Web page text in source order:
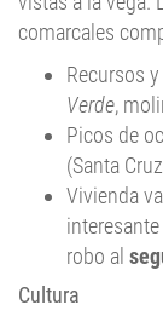
comarcales
Recursos
Verde,
Picos de
(Santa
Vivienda
robo al
Cultura